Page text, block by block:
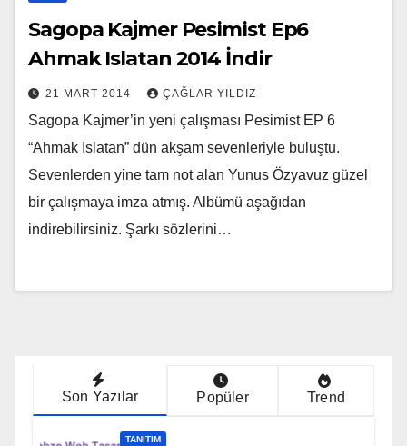
Sagopa Kajmer Pesimist Ep6
Ahmak Islatan 2014 İndir
21 MART 2014 ÇAĞLAR YILDIZ
Sagopa Kajmer’in yeni çalışması Pesimist EP 6
“Ahmak Islatan” dün akşam sevenleriyle buluştu.
Sevenlerden yine tam not alan Yunus Özyavuz güzel
bir çalışmaya imza atmış. Albümü aşağıdan
indirebilirsiniz. Şarkı sözlerini…
Son Yazılar Popüler Trend
TANITIM